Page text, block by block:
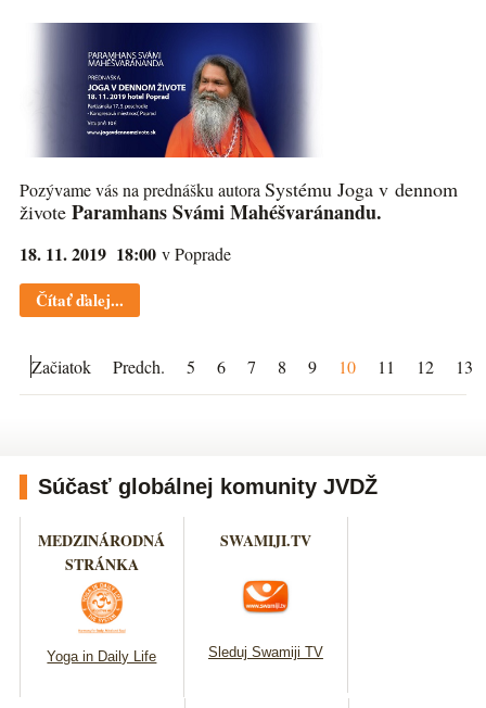
Pozývame vás na prednášku autora Systému Joga v dennom
živote Paramhans Svámi Mahéšvaránandu.
18. 11. 2019 18:00 v Poprade
Čítať ďalej...
Začiatok Predch. 5 6 7 8 9 10 11 12 13
Súčasť globálnej komunity JVDŽ
MEDZINÁRODNÁ
STRÁNKA
Yoga in Daily Life
SWAMIJI.TV
Sleduj Swamiji TV